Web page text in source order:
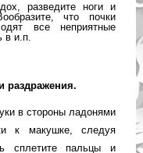
разведите ноги и
что почки
все неприятные
в и.п.
раздражения.
в стороны ладонями
к макушке, следуя
сплетите пальцы и